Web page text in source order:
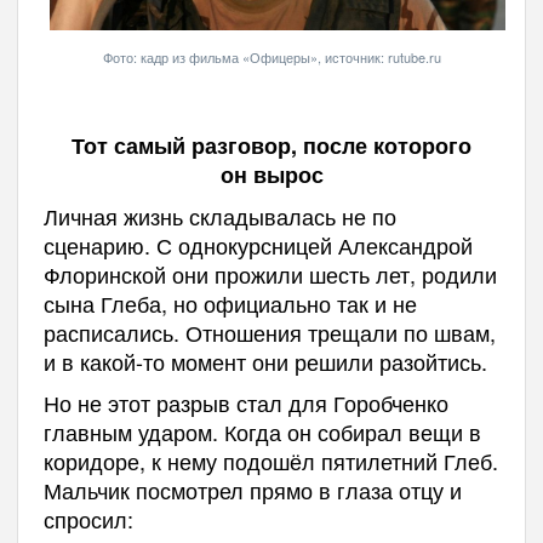
Фото: кадр из фильма «Офицеры», источник: rutube.ru
Тот самый разговор, после которого
он вырос
Личная жизнь складывалась не по
сценарию. С однокурсницей Александрой
Флоринской они прожили шесть лет, родили
сына Глеба, но официально так и не
расписались. Отношения трещали по швам,
и в какой-то момент они решили разойтись.
Но не этот разрыв стал для Горобченко
главным ударом. Когда он собирал вещи в
коридоре, к нему подошёл пятилетний Глеб.
Мальчик посмотрел прямо в глаза отцу и
спросил: